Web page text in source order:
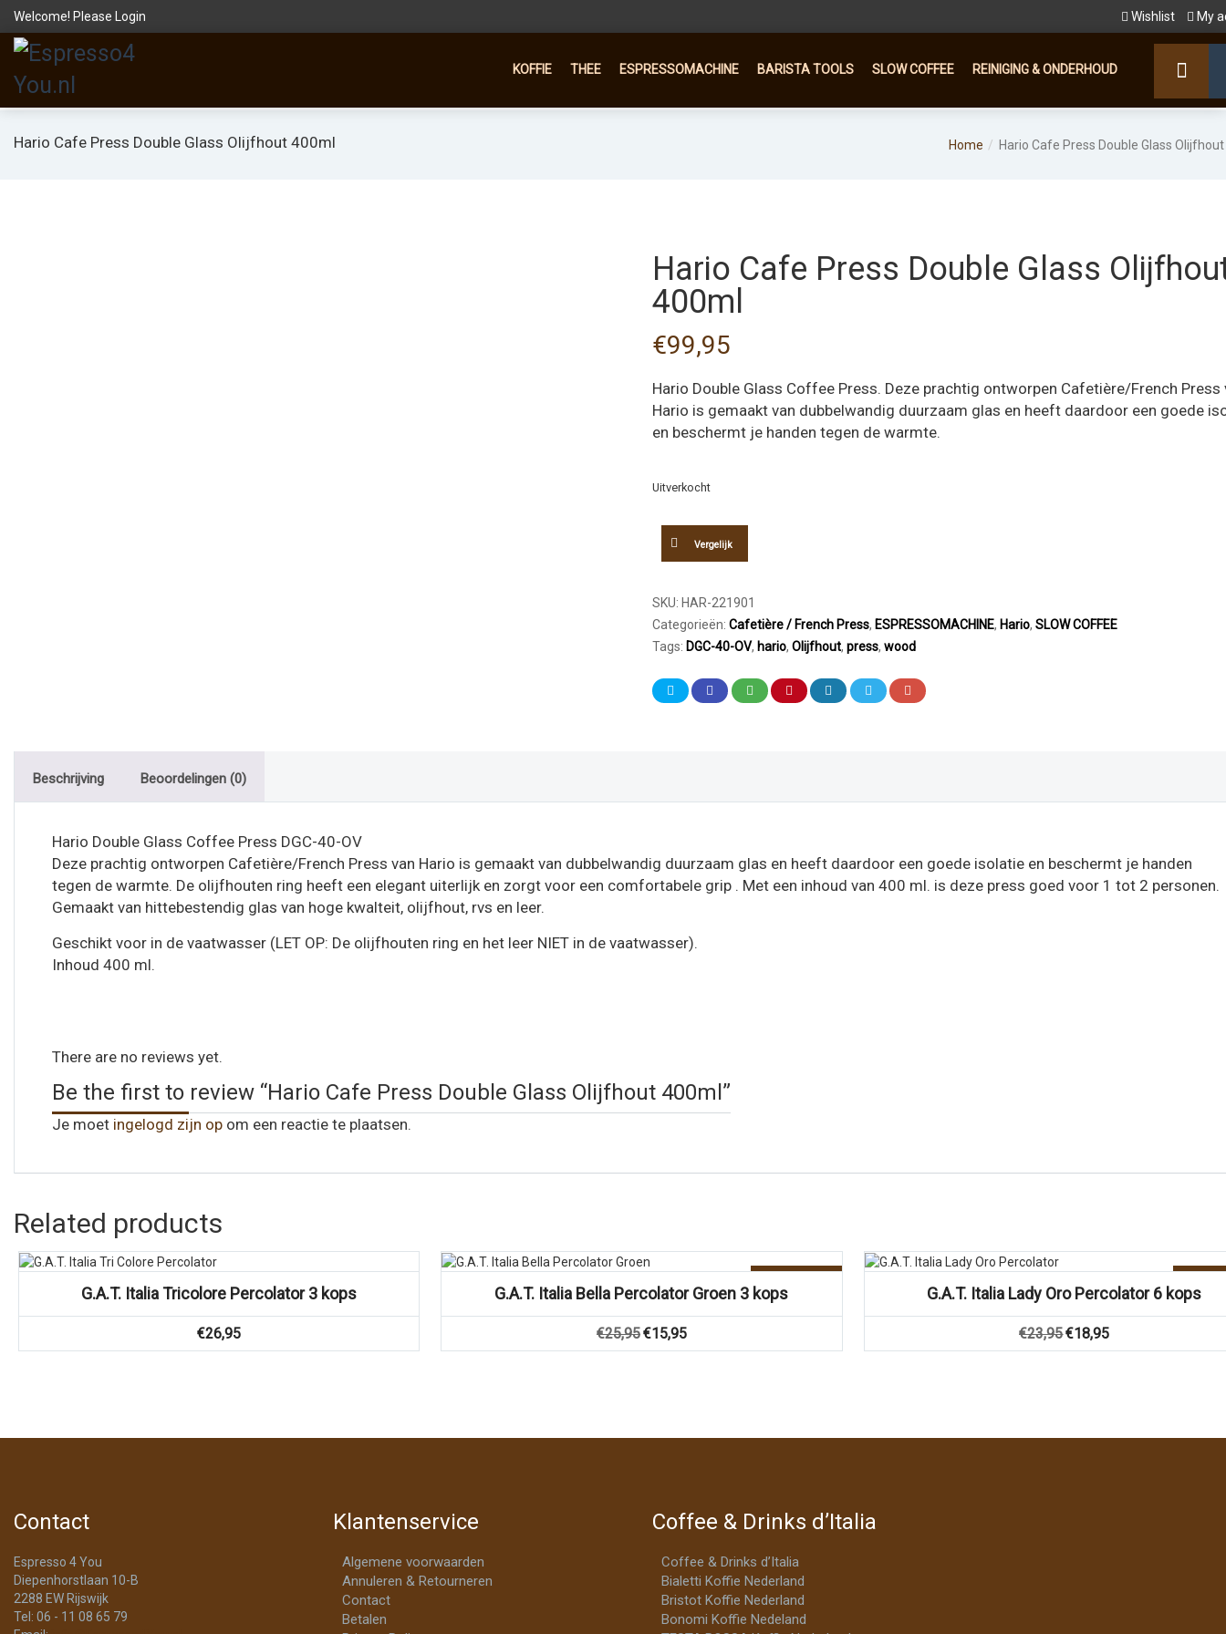
Welcome! Please Login Wishlist My
KOFFIE THEE ESPRESSOMACHINE BARISTA TOOLS SLOW COFFEE REINIGING & ONDERHOUD
Hario Cafe Press Double Glass Olijfhout 400ml Home Hario Cafe Press Double Glass
Hario Cafe Press Double Glass
400ml
€99,95
Hario Double Glass Coffee Press. Deze prachtig ontworpen Cafetière/French Press
Hario is gemaakt van dubbelwandig duurzaam glas en heeft daardoor een goede
en beschermt je handen tegen de warmte.
Uitverkocht
Vergelijk
SKU: HAR-221901
Categorieën: Cafetière / French Press, ESPRESSOMACHINE, Hario, SLOW COFFEE
Tags: DGC-40-OV, hario, Olijfhout, press, wood
Beschrijving Beoordelingen (0)
Hario Double Glass Coffee Press DGC-40-OV
Deze prachtig ontworpen Cafetière/French Press van Hario is gemaakt van dubbelwandig duurzaam glas en heeft daardoor een goede isolatie en beschermt je handen
tegen de warmte. De olijfhouten ring heeft een elegant uiterlijk en zorgt voor een comfortabele grip . Met een inhoud van 400 ml. is deze press goed voor 1 tot 2 personen.
Gemaakt van hittebestendig glas van hoge kwalteit, olijfhout, rvs en leer.
Geschikt voor in de vaatwasser (LET OP: De olijfhouten ring en het leer NIET in de vaatwasser).
Inhoud 400 ml.
There are no reviews yet.
Be the first to review “Hario Cafe Press Double Glass Olijfhout 400ml”
Je moet ingelogd zijn op om een reactie te plaatsen.
Related products
G.A.T. Italia Tricolore Percolator 3 kops
€26,95
Vergelijk
G.A.T. Italia Bella Percolator Groen 3 kops
€25,95 Oorspronkelijke
€15,95Huidige
Vergelijk
G.A.T. Italia Lady Oro Percolator 6 kops
€23,95Oorspronkelijke
€18,95Huidige
Contact
Espresso 4 You
Diepenhorstlaan 10-B
2288 EW Rijswijk
Tel: 06 - 11 08 65 79
Klantenservice
Algemene voorwaarden
Annuleren & Retourneren
Contact
Betalen
Coffee & Drinks d’Italia
Coffee & Drinks d’Italia
Bialetti Koffie Nederland
Bristot Koffie Nederland
Bonomi Koffie Nedeland